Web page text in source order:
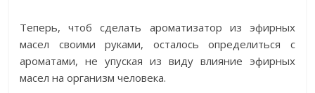
Теперь, чтоб сделать ароматизатор из эфирных
масел своими руками, осталось определиться с
ароматами, не упуская из виду влияние эфирных
масел на организм человека.